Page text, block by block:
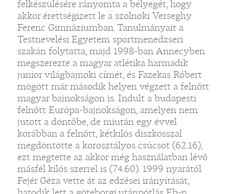
felkészülésére rányomta a bélyegét, hogy
akkor érettségizett le a szolnoki Verseghy
Ferenc Gimnáziumban. Tanulmányait a
Testnevelési Egyetem sportmenedzseri
szakán folytatta, majd 1998-ban Annecyben
megszerezte a magyar atlétika harmadik
junior világbajnoki címét, és Fazekas Róbert
mögött már második helyen végzett a felnőtt
magyar bajnokságon is. Indult a budapesti
felnőtt Európa-bajnokságon, amelyen nem
jutott a döntőbe, de miután egy évvel
korábban a felnőtt, kétkilós diszkosszal
megdöntötte a korosztályos csúcsot (62.16),
ezt megtette az akkor még használatban lévő
másfél kilós szerrel is (74.60). 1999 nyarától
Fejér Géza vette át az edzései irányítását,